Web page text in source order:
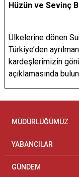
Hüzün ve Sevinç
Ülkelerine dönen
Türkiye’den
kardeşlerimizin
açıklamasında
MÜDÜRLÜĞÜMÜZ
YABANCILAR
GÜNDEM